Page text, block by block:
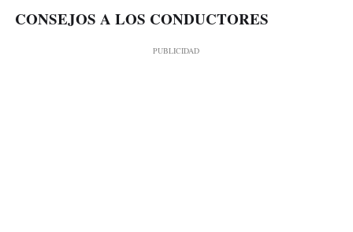
CONSEJOS A LOS CONDUCTORES